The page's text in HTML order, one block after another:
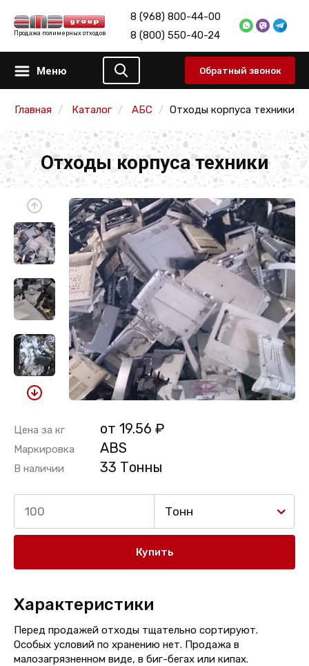
Продажа полимерных отходов
8 (968) 800-44-00
8 (800) 550-40-24
Меню Обратный звонок
Главная Каталог АБС Отходы корпуса техники
Отходы корпуса техники
Цена за кг от 19.56 ₽
Маркировка ABS
В наличии 33 Тонны
Тонн
Купить
Характеристики
Перед продажей отходы тщательно сортируют.
Особых условий по хранению нет. Продажа в
малозагрязненном виде, в биг-бегах или кипах.